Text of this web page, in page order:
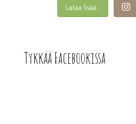
Lataa lisää...
Tykkää Facebookissa